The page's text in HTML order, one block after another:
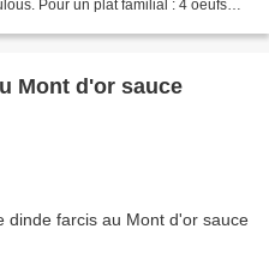
Pour un plat familial : 4 oeufs
Mont d'or sauce